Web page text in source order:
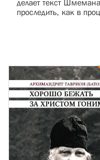
делает текст
проследить, как в